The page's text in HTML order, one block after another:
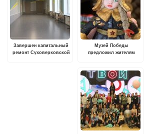
Завершен капитальный
ремонт Суховерковской
Музей Победы
предложил жителям
новогодние игрушки